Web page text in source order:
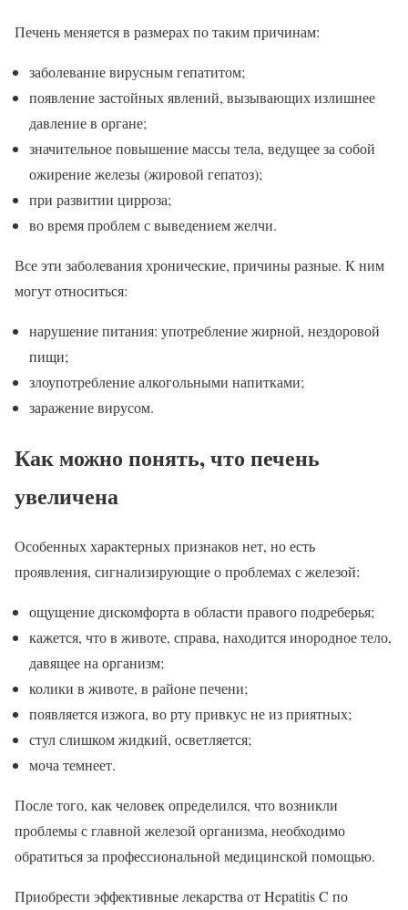
Печень меняется в размерах по таким причинам:
заболевание вирусным гепатитом;
появление застойных явлений, вызывающих излишнее
давление в органе;
значительное повышение массы тела, ведущее за собой
ожирение железы (жировой гепатоз);
при развитии цирроза;
во время проблем с выведением желчи.
Все эти заболевания хронические, причины разные. К ним
могут относиться:
нарушение питания: употребление жирной, нездоровой
пищи;
злоупотребление алкогольными напитками;
заражение вирусом.
Как можно понять, что печень
увеличена
Особенных характерных признаков нет, но есть
проявления, сигнализирующие о проблемах с железой:
ощущение дискомфорта в области правого подреберья;
кажется, что в животе, справа, находится инородное тело,
давящее на организм;
колики в животе, в районе печени;
появляется изжога, во рту привкус не из приятных;
стул слишком жидкий, осветляется;
моча темнеет.
После того, как человек определился, что возникли
проблемы с главной железой организма, необходимо
обратиться за профессиональной медицинской помощью.
Приобрести эффективные лекарства от Hepatitis C по